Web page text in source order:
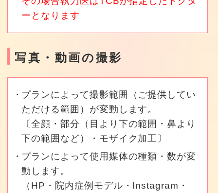
ーとなります
写真・動画の撮影
プランによって撮影範囲（ご提供してい
ただける範囲）が変動します。
〔全顔・部分（目より下の範囲・鼻より
下の範囲など）・モザイク加工〕
プランによって使用媒体の種類・数が変
動します。
（HP・院内症例モデル・Instagram・